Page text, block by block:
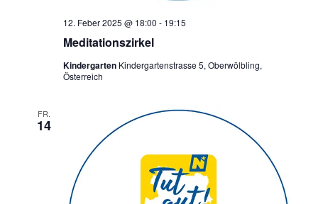
Meditationszirkel
12. Feber 2025 @ 18:00 - 19:15
Kindergarten Kindergartenstrasse 5, Oberwölbling,
Österreich
FR.
14